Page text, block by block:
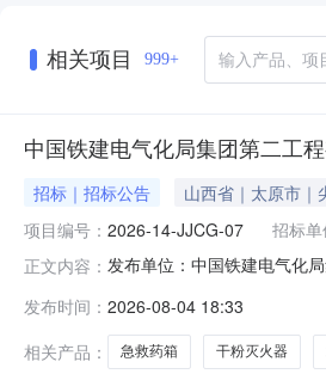
相关项目 999+
中国铁建电气化局集团第二工
招标｜招标公告 山西省｜太原市｜
项目编号： 2026-14-JJCG-07 招标单
正文内容： 发布单位：中国铁建电气化
中部，广州市中心城区。本
发布时间： 2026-08-04 18:33
相关产品：
急救药箱 干粉灭火器